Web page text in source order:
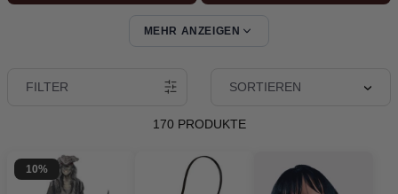
Halloween-Make-up Halloween-Gesichtsfarbe
Hexenkostüme Killer Clown Kostüme
MEHR ANZEIGEN
FILTER SORTIEREN
170 PRODUKTE
10%